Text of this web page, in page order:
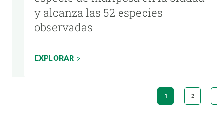
y alcanza las 52 especies
observadas
EXPLORAR
PÁGINA
ACTUAL
1 PÁGINA
2